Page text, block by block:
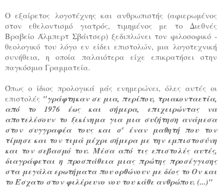
Ο εξαίρετος λογοτέχνης και ανθρωπιστής (αφιερωμένος
στον εθελοντισμό γιατρός, τιμημένος με το Διεθνές
Βραβείο Άλμπερτ Σβάιτσερ) ξεδιπλώνει τον φιλοσοφικό -
θεολογικό του λόγο εν είδει επιστολών, μια λογοτεχνική
συνήθεια, η οποία παλαιότερα είχε επικρατήσει στην
παγκόσμια Γραμματεία.
Όπως ο ίδιος προλογικά μάς ενημερώνει, όλες αυτές οι
επιστολές "γράφτηκαν σε μια, περίπου, τριακονταετία,
από το 1976 έως και σήμερα, επιχειρώντας να
αποτελέσουν το ξεκίνημα για μια συζήτηση ανάμεσα
στον συγγραφέα τους και σ' έναν μαθητή που τον
τίμησε και τον τιμά μέχρι σήμερα με την εμπιστοσύνη
και τον σεβασμό του. Μέσα από τις επιστολές αυτές,
διαγράφεται η προσπάθεια μιας πρώτης προσέγγισης
στα μεγάλα ερωτήματα που ορθώνουν με δέος το Ον και
το Έσχατο στον φιλέρευνο νου του κάθε ανθρώπου. (...)"